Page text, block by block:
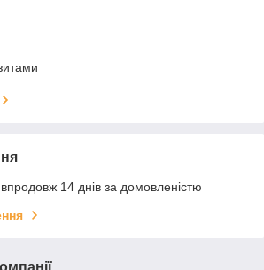
14 днів за домовленістю